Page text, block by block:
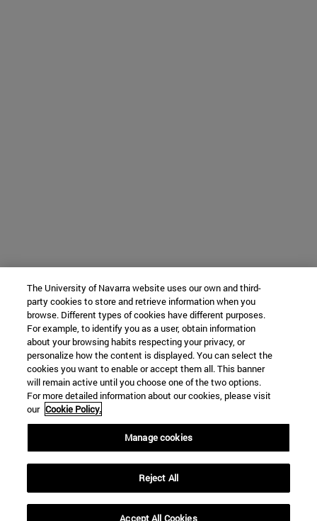
The University of Navarra website uses our own and third-
party cookies to store and retrieve information when you
browse. Different types of cookies have different purposes.
For example, to identify you as a user, obtain information
about your browsing habits respecting your privacy, or
personalize how the content is displayed. You can select the
cookies you want to enable or accept them all. This banner
will remain active until you choose one of the two options.
For more detailed information about our cookies, please visit
our Cookie Policy.
Manage cookies
Reject All
Accept All Cookies